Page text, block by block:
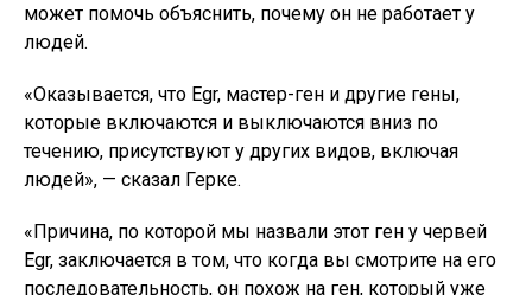
может помочь объяснить, почему он не работает у
людей.
«Оказывается, что Egr, мастер-ген и другие гены,
которые включаются и выключаются вниз по
течению, присутствуют у других видов, включая
людей», — сказал Герке.
«Причина, по которой мы назвали этот ген у червей
Egr, заключается в том, что когда вы смотрите на его
последовательность, он похож на ген, который уже